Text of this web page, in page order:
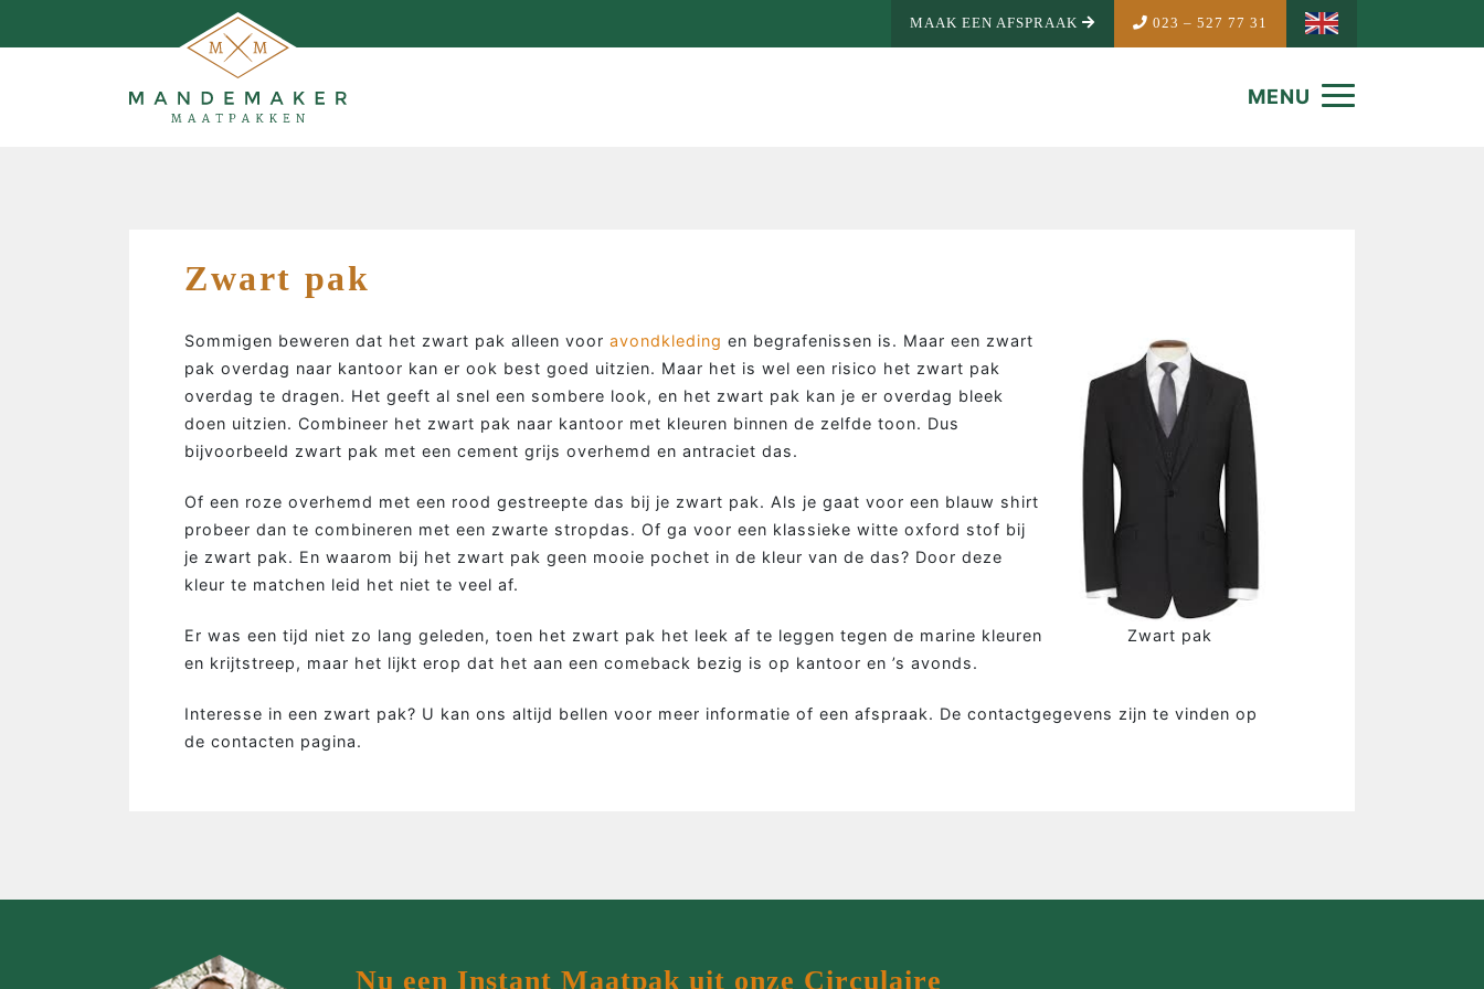
MAAK EEN AFSPRAAK 023 – 527 77 31
MENU
MAATPAKKEN MAKEN…
…de man
…de vrouw
…de zaak
…incentives
MEER MAATWERK
Colbert
Tweed colbert
Overjas
MANDEMAKER
Wie is Mandemaker
Klant ervaringen
Prijzen
Zwart pak
Zwart pak
Sommigen beweren dat het zwart pak alleen voor avondkleding en begrafenissen is. Maar een zwart
pak overdag naar kantoor kan er ook best goed uitzien. Maar het is wel een risico het zwart pak
overdag te dragen. Het geeft al snel een sombere look, en het zwart pak kan je er overdag bleek
doen uitzien. Combineer het zwart pak naar kantoor met kleuren binnen de zelfde toon. Dus
bijvoorbeeld zwart pak met een cement grijs overhemd en antraciet das.
Of een roze overhemd met een rood gestreepte das bij je zwart pak. Als je gaat voor een blauw shirt
probeer dan te combineren met een zwarte stropdas. Of ga voor een klassieke witte oxford stof bij
je zwart pak. En waarom bij het zwart pak geen mooie pochet in de kleur van de das? Door deze
kleur te matchen leid het niet te veel af.
Er was een tijd niet zo lang geleden, toen het zwart pak het leek af te leggen tegen de marine kleuren
en krijtstreep, maar het lijkt erop dat het aan een comeback bezig is op kantoor en ’s avonds.
Interesse in een zwart pak? U kan ons altijd bellen voor meer informatie of een afspraak. De contactgegevens zijn te vinden op
de contacten pagina.
Nu een Instant Maatpak uit onze Circulaire